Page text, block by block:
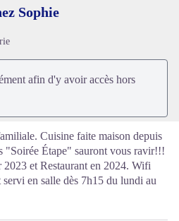
Sophie
afin d'y avoir accès hors
Cuisine faite maison depuis
"Soirée Étape" sauront vous ravir!!!
et Restaurant en 2024. Wifi
en salle dès 7h15 du lundi au